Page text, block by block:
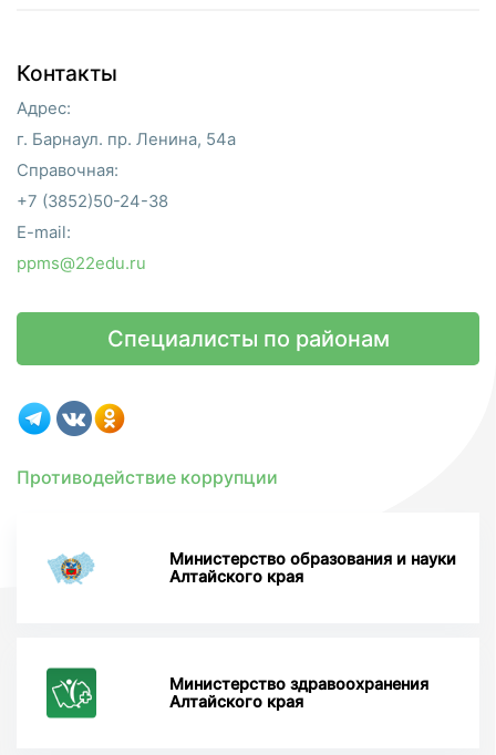
Контакты
Адрес:
г. Барнаул. пр. Ленина, 54а
Справочная:
+7 (3852)50-24-38
E-mail:
ppms@22edu.ru
Специалисты по районам
Противодействие коррупции
Министерство образования и науки
Алтайского края
Министерство здравоохранения
Алтайского края